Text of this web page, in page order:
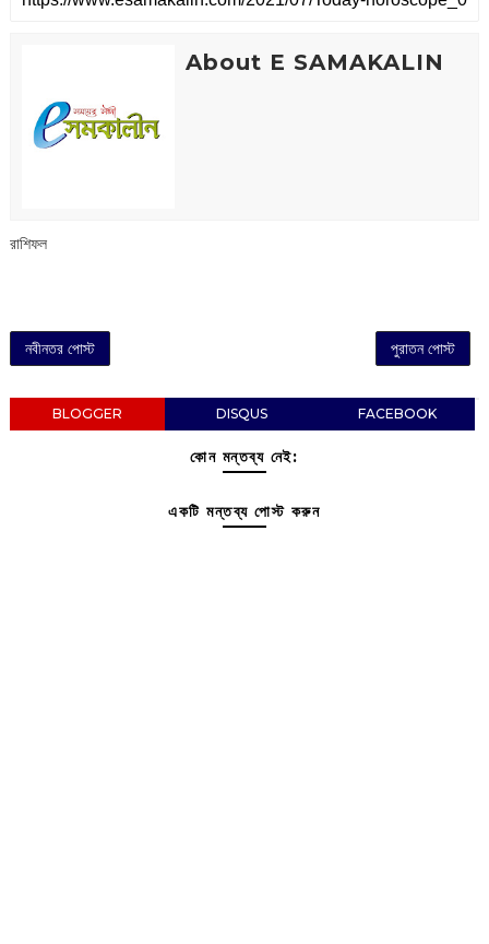
About E SAMAKALIN
রাশিফল
নবীনতর পোস্ট পুরাতন পোস্ট
BLOGGER DISQUS FACEBOOK
কোন মন্তব্য নেই:
একটি মন্তব্য পোস্ট করুন